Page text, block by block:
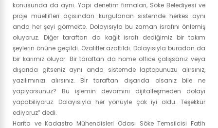
konusunda da aynı. Yapı denetim firmaları, Söke Belediyesi ve
proje müellifleri açısından kurgulanan sistemde herkes aynı
anda her şeyi görmekte. Dolayısıyla bu zaman israfını önlemiş
oluyoruz. Diğer taraftan da kağıt israfı dediğimiz bir takım
şeylerin önüne geçildi. Ozalitler azaltıldı. Dolayısıyla buradan da
bir karımız oluyor. Bir taraftan da home office çalışsanız veya
dışarıda gitseniz aynı anda sistemde laptopunuzu alırsınız,
yazılımınızı alırsınız. Bir taraftan dışarıda olsanız bile ne
yapıyorsunuz? Bu işlemin devamını dijitalleşmeden dolayı
yapabiliyoruz. Dolayısıyla her yönüyle çok iyi oldu. Teşekkür
ediyoruz” dedi.
Harita ve Kadastro Mühendisleri Odası Söke Temsilcisi Fatih